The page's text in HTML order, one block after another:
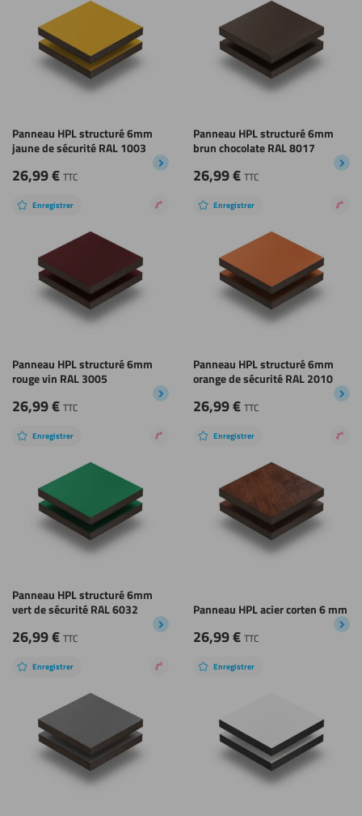
Panneau HPL structuré 6mm
jaune de sécurité RAL 1003
26,99€ TTC
Panneau HPL structuré 6mm
brun chocolate RAL 8017
26,99€ TTC
Enregistrer
Panneau HPL structuré 6mm
rouge vin RAL 3005
26,99€ TTC
RevêtementEnregistrer
Panneau HPL structuré 6mm
orange de sécurité RAL 2010
26,99€ TTC
Enregistrer
Panneau HPL structuré 6mm
vert de sécurité RAL 6032
26,99€ TTC
RevêtementEnregistrer
Panneau HPL acier corten 6 mm
26,99€ TTC
Enregistrer
RevêtementEnregistrer